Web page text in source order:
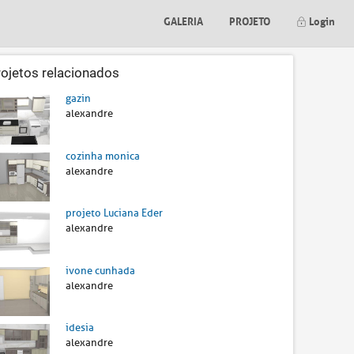
GALERIA PROJETO Login
relacionados
gazin
alexandre
cozinha monica
alexandre
projeto Luciana Eder
alexandre
ivone cunhada
alexandre
idesia
alexandre